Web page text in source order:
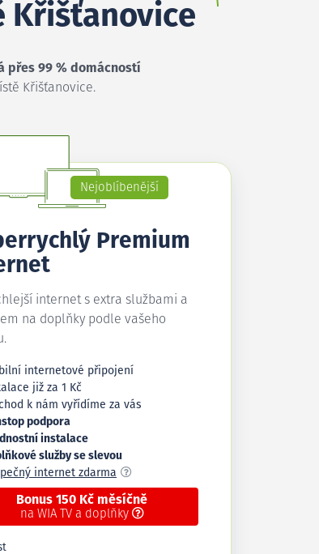
Křišťanovice
přes 99 % domácností
Křišťanovice.
Nejoblíbenější
Premium
internet s extra službami a
na doplňky podle vašeho
internetové připojení
již za 1 Kč
k nám vyřídíme za vás
podpora
instalace
služby se slevou
internet zdarma
Bonus 150 Kč měsíčně
na WIA TV a doplňky